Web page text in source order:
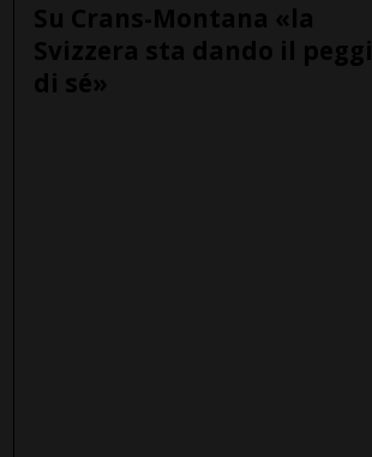
Su Crans-Montana «la
Svizzera sta dando il
di sé»